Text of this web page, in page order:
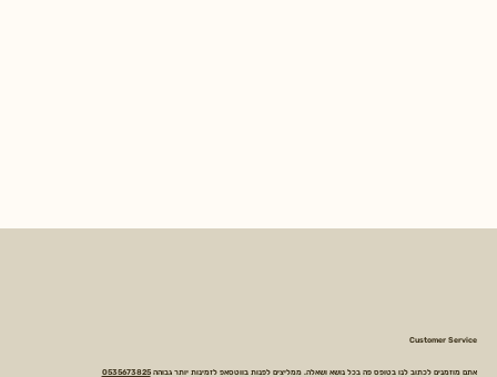
Customer Service
אתם מוזמנים לכתוב לנו בטופס פה בכל נושא ושאלה. ממליצים לפנות בווטסאפ לזמינות יותר גבוהה0535673825